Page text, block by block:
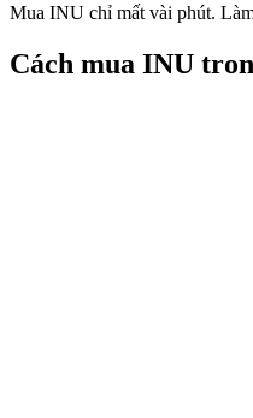
Sao chép Giao dịch
Tận hưởng chia sẻ lợi
Mua INU chỉ mất vài phút.
Cách mua INU